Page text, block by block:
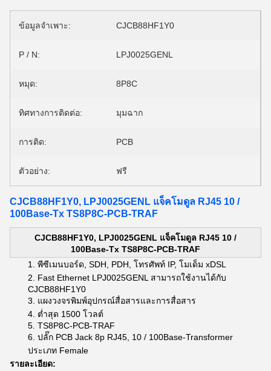
ข้อมูลจำเพาะ: CJCB88HF1Y0
P / N: LPJ0025GENL
หมุด: 8P8C
ทิศทางการติดต่อ: มุมฉาก
การติด: PCB
ตัวอย่าง: ฟรี
CJCB88HF1Y0, LPJ0025GENL แจ็คโมดูล RJ45 10 /
100Base-Tx TS8P8C-PCB-TRAF
CJCB88HF1Y0, LPJ0025GENL แจ็คโมดูล RJ45 10 /
100Base-Tx TS8P8C-PCB-TRAF
พีซีเมนบอร์ด, SDH, PDH, โทรศัพท์ IP, โมเด็ม xDSL
Fast Ethernet LPJ0025GENL สามารถใช้งานได้กับ
CJCB88HF1Y0
แผงวงจรพิมพ์อุปกรณ์สื่อสารและการสื่อสาร
ต่ำสุด 1500 โวลต์
TS8P8C-PCB-TRAF
ปลั๊ก PCB Jack 8p RJ45, 10 / 100Base-Transformer
ประเภท Female
รายละเอียด: